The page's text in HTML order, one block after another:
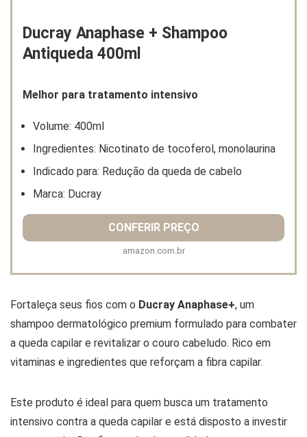
Ducray Anaphase + Shampoo
Antiqueda 400ml
Melhor para tratamento intensivo
Volume: 400ml
Ingredientes: Nicotinato de tocoferol, monolaurina
Indicado para: Redução da queda de cabelo
Marca: Ducray
CONFERIR PREÇO
amazon.com.br
Fortaleça seus fios com o Ducray Anaphase+, um
shampoo dermatológico premium formulado para combater
a queda capilar e revitalizar o couro cabeludo. Rico em
vitaminas e ingredientes que reforçam a fibra capilar.
Este produto é ideal para quem busca um tratamento
intensivo contra a queda capilar e está disposto a investir